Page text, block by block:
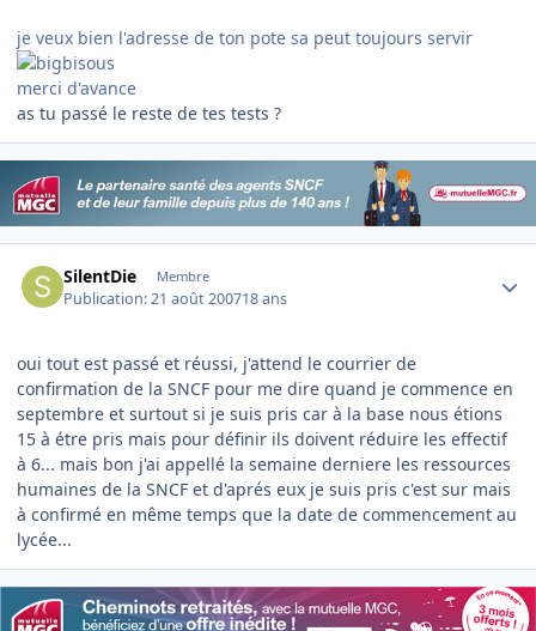
je veux bien l'adresse de ton pote sa peut toujours servir
merci d'avance
as tu passé le reste de tes tests ?
SilentDie Membre
Publication:21 août 200718 ans
oui tout est passé et réussi, j'attend le courrier de
confirmation de la SNCF pour me dire quand je commence en
septembre et surtout si je suis pris car à la base nous étions
15 à étre pris mais pour définir ils doivent réduire les effectif
à 6... mais bon j'ai appellé la semaine derniere les ressources
humaines de la SNCF et d'aprés eux je suis pris c'est sur mais
à confirmé en même temps que la date de commencement au
lycée...